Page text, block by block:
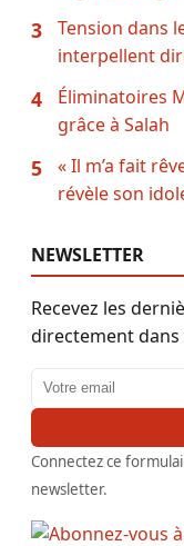
3
Tension dans
interpellent
4
Éliminatoires
grâce à Salah
5
« Il m’a fait
révèle son
NEWSLETTER
Recevez les
directement
Adresse email
Connectez ce
newsletter.